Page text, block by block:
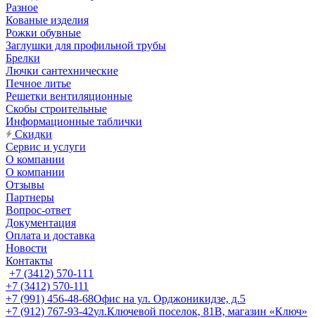
Разное
Кованые изделия
Рожки обувные
Заглушки для профильной трубы
Брелки
Лючки сантехнические
Печное литье
Решетки вентиляционные
Скобы строительные
Информационные таблички
Скидки
Сервис и услуги
О компании
О компании
Отзывы
Партнеры
Вопрос-ответ
Документация
Оплата и доставка
Новости
Контакты
+7 (3412) 570-111
+7 (3412) 570-111
+7 (991) 456-48-68Офис на ул. Орджоникидзе, д.5
+7 (912) 767-93-42ул.Ключевой поселок, 81В, магазин «Ключ»